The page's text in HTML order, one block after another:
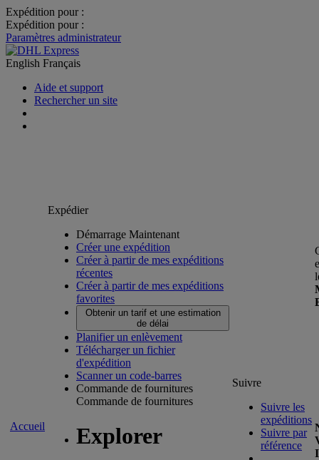
Expédition pour :
Expédition pour :
Paramètres administrateur
English Français
Aide et support
Rechercher un site
Accueil
Expédier
Démarrage Maintenant
Créer une expédition
Créer à partir de mes expéditions
récentes
Créer à partir de mes expéditions
favorites
Obtenir un tarif et une estimation
de délai
Planifier un enlèvement
Télécharger un fichier
d'expédition
Scanner un code-barres
Commande de fournitures
Commande de fournitures
Explorer
Suivre
Suivre les
expéditions
Suivre par
référence